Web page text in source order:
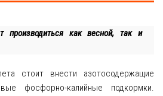
производиться как весной, так и
стоит внести азотосодержащие
фосфорно-калийные подкормки.